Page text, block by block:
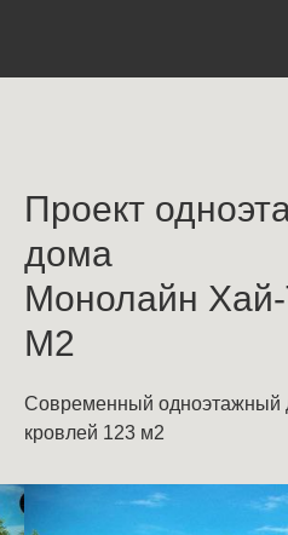
Проект
дома
Монолайн Хай-
М2
Современный одноэтажный
кровлей 123 м2